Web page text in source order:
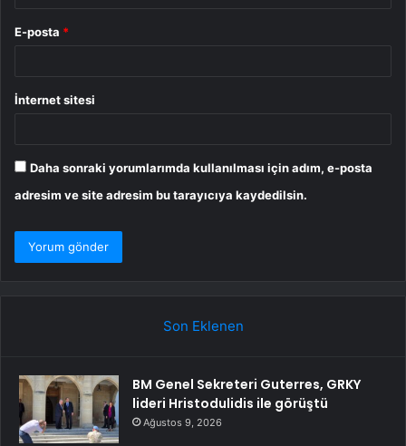
E-posta *
İnternet sitesi
Daha sonraki yorumlarımda kullanılması için adım, e-posta
adresim ve site adresim bu tarayıcıya kaydedilsin.
Son Eklenen
BM Genel Sekreteri Guterres, GRKY
lideri Hristodulidis ile görüştü
Ağustos 9, 2026